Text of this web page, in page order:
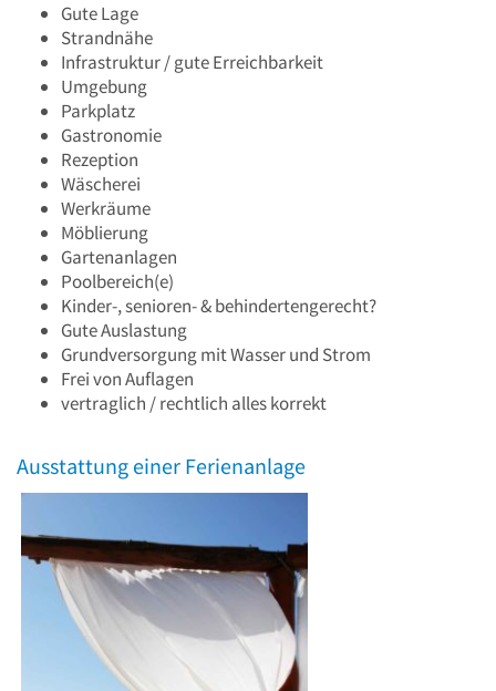
Gute Lage
Strandnähe
Infrastruktur / gute Erreichbarkeit
Umgebung
Parkplatz
Gastronomie
Rezeption
Wäscherei
Werkräume
Möblierung
Gartenanlagen
Poolbereich(e)
Kinder-, senioren- & behindertengerecht?
Gute Auslastung
Grundversorgung mit Wasser und Strom
Frei von Auflagen
vertraglich / rechtlich alles korrekt
Ausstattung einer Ferienanlage